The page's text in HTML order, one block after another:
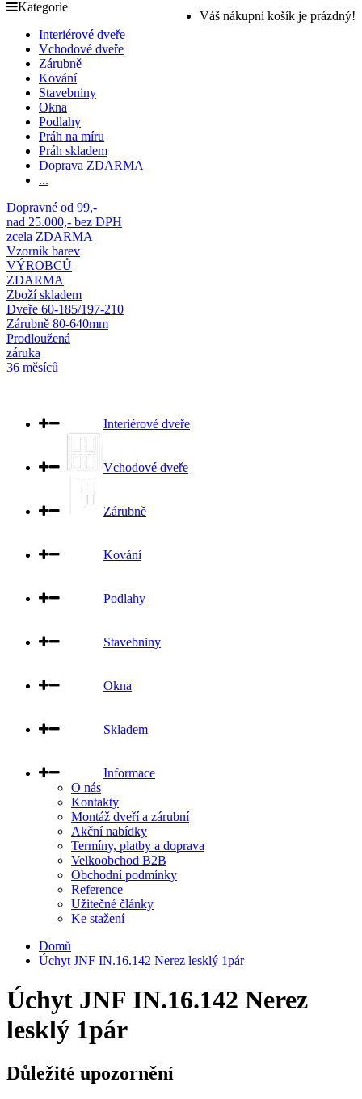
Váš nákupní košík je prázdný!
Kategorie
Interiérové dveře
Vchodové dveře
Zárubně
Kování
Stavebniny
Okna
Podlahy
Práh na míru
Práh skladem
Doprava ZDARMA
...
Dopravné od 99,-
nad 25.000,- bez DPH
zcela ZDARMA
Vzorník barev
VÝROBCŮ
ZDARMA
Zboží skladem
Dveře 60-185/197-210
Zárubně 80-640mm
Prodloužená
záruka
36 měsíců
Interiérové dveře
Vchodové dveře
Zárubně
Kování
Podlahy
Stavebniny
Okna
Skladem
Informace
O nás
Kontakty
Montáž dveří a zárubní
Akční nabídky
Termíny, platby a doprava
Velkoobchod B2B
Obchodní podmínky
Reference
Užitečné články
Ke stažení
Domů
Úchyt JNF IN.16.142 Nerez lesklý 1pár
Úchyt JNF IN.16.142 Nerez
lesklý 1pár
Důležité upozornění